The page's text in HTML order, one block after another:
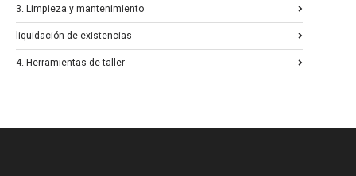
3. Limpieza y mantenimiento
liquidación de existencias
4. Herramientas de taller